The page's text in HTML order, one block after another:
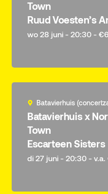
Town
Ruud Voesten’s
wo 28 juni - 20:30 - €6
Batavierhuis
Batavierhuis x
Town
Escarteen Sisters
di 27 juni - 20:30 - v.a.